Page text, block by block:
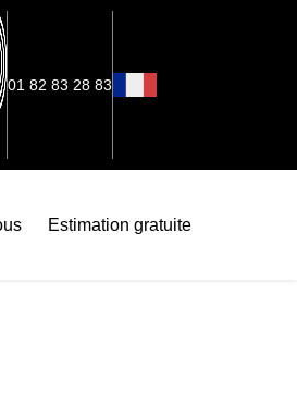
01 82 83 28 83
Estimation gratuite